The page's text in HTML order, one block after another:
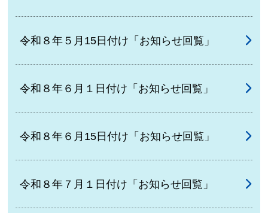
令和８年５月15日付け「お知らせ回覧」
令和８年６月１日付け「お知らせ回覧」
令和８年６月15日付け「お知らせ回覧」
令和８年７月１日付け「お知らせ回覧」